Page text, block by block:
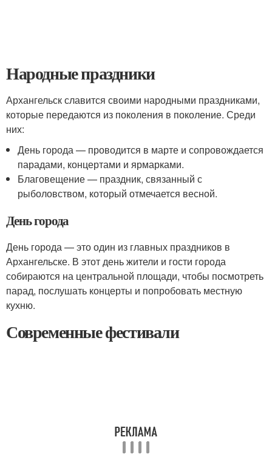
Народные праздники
Архангельск славится своими народными праздниками,
которые передаются из поколения в поколение. Среди
них:
День города — проводится в марте и сопровождается
парадами, концертами и ярмарками.
Благовещение — праздник, связанный с
рыболовством, который отмечается весной.
День города
День города — это один из главных праздников в
Архангельске. В этот день жители и гости города
собираются на центральной площади, чтобы посмотреть
парад, послушать концерты и попробовать местную
кухню.
Современные фестивали